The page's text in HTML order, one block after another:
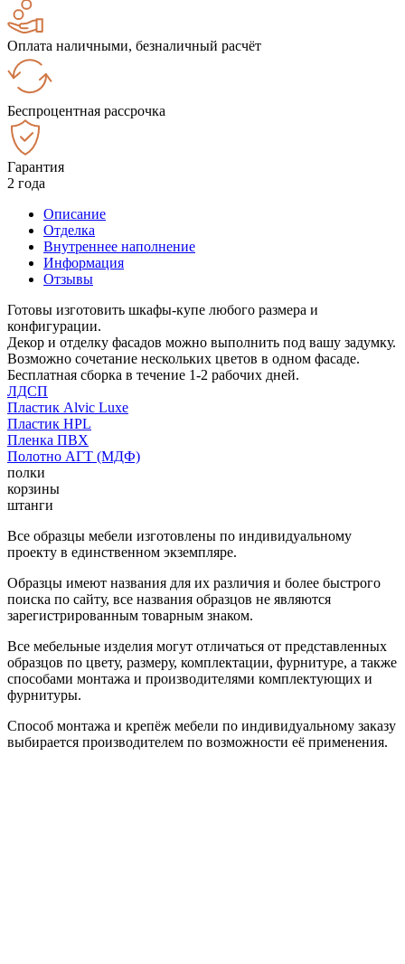
Оплата наличными, безналичный расчёт
Беспроцентная рассрочка
Гарантия
2 года
Описание
Отделка
Внутреннее наполнение
Информация
Отзывы
Готовы изготовить шкафы-купе любого размера и
конфигурации.
Декор и отделку фасадов можно выполнить под вашу задумку.
Возможно сочетание нескольких цветов в одном фасаде.
Бесплатная сборка в течение 1-2 рабочих дней.
ЛДСП
Пластик Alvic Luxe
Пластик HPL
Пленка ПВХ
Полотно АГТ (МДФ)
полки
корзины
штанги
Все образцы мебели изготовлены по индивидуальному
проекту в единственном экземпляре.
Образцы имеют названия для их различия и более быстрого
поиска по сайту, все названия образцов не являются
зарегистрированным товарным знаком.
Все мебельные изделия могут отличаться от представленных
образцов по цвету, размеру, комплектации, фурнитуре, а также
способами монтажа и производителями комплектующих и
фурнитуры.
Способ монтажа и крепёж мебели по индивидуальному заказу
выбирается производителем по возможности её применения.